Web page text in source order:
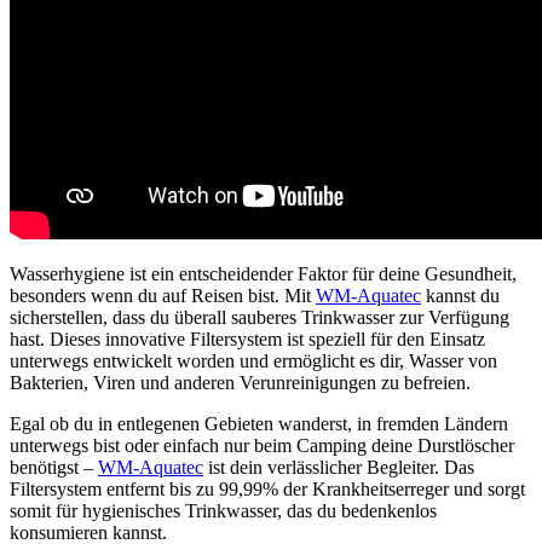
Wasserhygiene ist ein entscheidender Faktor für deine Gesundheit,
besonders wenn du auf Reisen bist. Mit WM-Aquatec kannst du
sicherstellen, dass du überall sauberes Trinkwasser zur Verfügung
hast. Dieses innovative Filtersystem ist speziell für den Einsatz
unterwegs entwickelt worden und ermöglicht es dir, Wasser von
Bakterien, Viren und anderen Verunreinigungen zu befreien.
Egal ob du in entlegenen Gebieten wanderst, in fremden Ländern
unterwegs bist oder einfach nur beim Camping deine Durstlöscher
benötigst – WM-Aquatec ist dein verlässlicher Begleiter. Das
Filtersystem entfernt bis zu 99,99% der Krankheitserreger und sorgt
somit für hygienisches Trinkwasser, das du bedenkenlos
konsumieren kannst.